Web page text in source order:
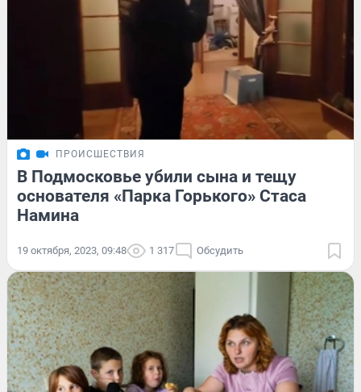
ПРОИСШЕСТВИЯ
В Подмосковье убили сына и тещу
основателя «Парка Горького» Стаса
Намина
19 октября, 2023, 09:48 1 317 Обсудить